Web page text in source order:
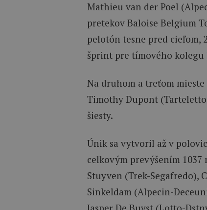
Mathieu van der Poel
pretekov Baloise Belgium
pelotón tesne pred cieľom,
šprint pre tímového kolegu
Na druhom a treťom mieste
Timothy Dupont
šiesty.
Únik sa vytvoril až v
celkovým prevýšením 1037
Stuyven (Trek-Segafredo),
Sinkeldam (Alpecin-